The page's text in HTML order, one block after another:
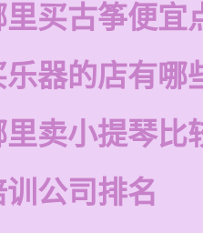
买古筝便宜
器的店有哪
卖小提琴比
公司排名